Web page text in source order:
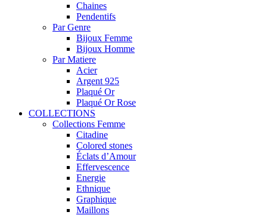
Chaines
Pendentifs
Par Genre
Bijoux Femme
Bijoux Homme
Par Matiere
Acier
Argent 925
Plaqué Or
Plaqué Or Rose
COLLECTIONS
Collections Femme
Citadine
Colored stones
Éclats d’Amour
Effervescence
Energie
Ethnique
Graphique
Maillons